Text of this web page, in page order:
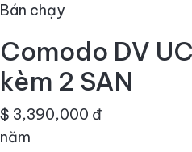
Bán chạy
Comodo DV
kèm 2 SAN
$ 3,390,000 đ
năm